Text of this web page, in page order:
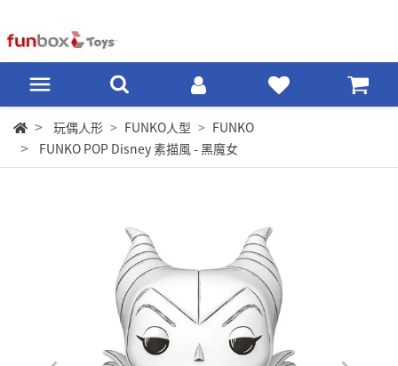
玩偶人形 FUNKO人型
FUNKO
FUNKO POP Disney 素描風 - 黑魔女